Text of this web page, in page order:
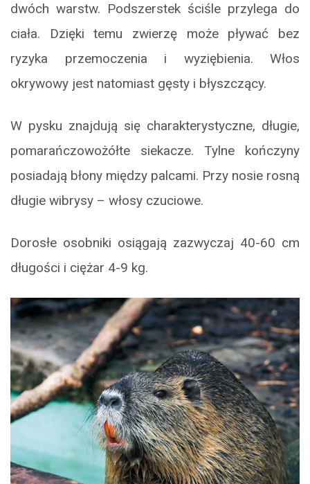
dwóch warstw. Podszerstek ściśle przylega do
ciała. Dzięki temu zwierzę może pływać bez
ryzyka przemoczenia i wyziębienia. Włos
okrywowy jest natomiast gęsty i błyszczący.
W pysku znajdują się charakterystyczne, długie,
pomarańczowożółte siekacze. Tylne kończyny
posiadają błony między palcami. Przy nosie rosną
długie wibrysy – włosy czuciowe.
Dorosłe osobniki osiągają zazwyczaj 40-60 cm
długości i ciężar 4-9 kg.